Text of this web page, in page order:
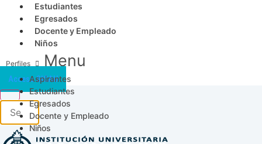
Estudiantes
Egresados
Docente y Empleado
Niños
Menu
Aspirantes
Estudiantes
Egresados
Docente y Empleado
Niños
Acceso SICAU